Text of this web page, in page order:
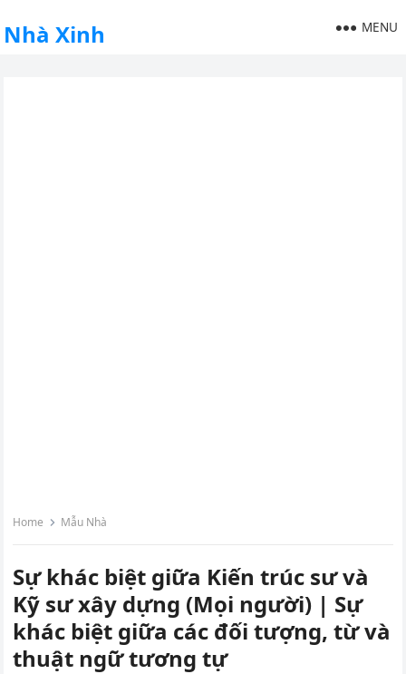
Nhà Xinh MENU
Home Mẫu Nhà
Sự khác biệt giữa Kiến trúc sư và
Kỹ sư xây dựng (Mọi người) | Sự
khác biệt giữa các đối tượng, từ và
thuật ngữ tương tự